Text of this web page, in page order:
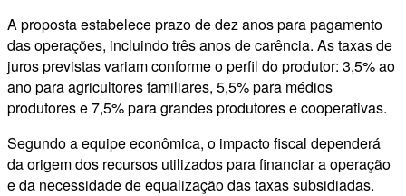
A proposta estabelece prazo de dez anos para pagamento
das operações, incluindo três anos de carência. As taxas de
juros previstas variam conforme o perfil do produtor: 3,5% ao
ano para agricultores familiares, 5,5% para médios
produtores e 7,5% para grandes produtores e cooperativas.
Segundo a equipe econômica, o impacto fiscal dependerá
da origem dos recursos utilizados para financiar a operação
e da necessidade de equalização das taxas subsidiadas.